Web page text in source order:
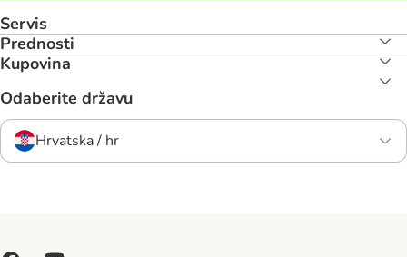
Servis
Prednosti
Kupovina
Odaberite državu
Hrvatska / hr